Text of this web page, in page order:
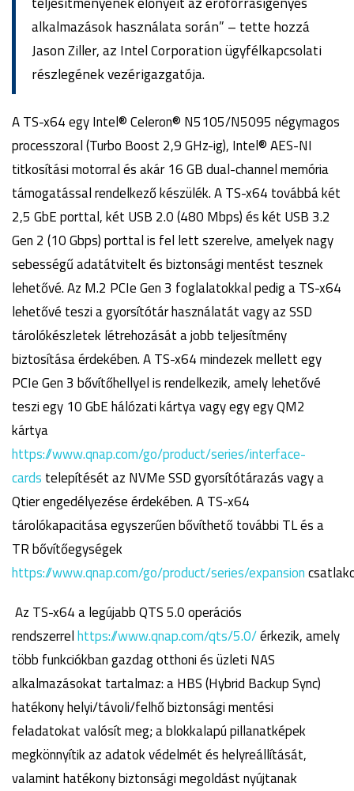
alkalmazások használata során” – tette hozzá
Jason Ziller, az Intel Corporation ügyfélkapcsolati
részlegének vezérigazgatója.
A TS-x64 egy Intel® Celeron® N5105/N5095 négymagos
processzoral (Turbo Boost 2,9 GHz-ig), Intel® AES-NI
titkosítási motorral és akár 16 GB dual-channel memória
támogatással rendelkező készülék. A TS-x64 továbbá két
2,5 GbE porttal, két USB 2.0 (480 Mbps) és két USB 3.2
Gen 2 (10 Gbps) porttal is fel lett szerelve, amelyek nagy
sebességű adatátvitelt és biztonsági mentést tesznek
lehetővé. Az M.2 PCIe Gen 3 foglalatokkal pedig a TS-x64
lehetővé teszi a gyorsítótár használatát vagy az SSD
tárolókészletek létrehozását a jobb teljesítmény
biztosítása érdekében. A TS-x64 mindezek mellett egy
PCIe Gen 3 bővítőhellyel is rendelkezik, amely lehetővé
teszi egy 10 GbE hálózati kártya vagy egy egy QM2
kártya
https://www.qnap.com/go/product/series/interface-
cards telepítését az NVMe SSD gyorsítótárazás vagy a
Qtier engedélyezése érdekében. A TS-x64
tárolókapacitása egyszerűen bővíthető további TL és a
TR bővítőegységek
https://www.qnap.com/go/product/series/expansion
Az TS-x64 a legújabb QTS 5.0 operációs
rendszerrelhttps://www.qnap.com/qts/5.0/érkezik, amely
több funkciókban gazdag otthoni és üzleti NAS
alkalmazásokat tartalmaz: a HBS (Hybrid Backup Sync)
hatékony helyi/távoli/felhő biztonsági mentési
feladatokat valósít meg; a blokkalapú pillanatképek
megkönnyítik az adatok védelmét és helyreállítását,
valamint hatékony biztonsági megoldást nyújtanak